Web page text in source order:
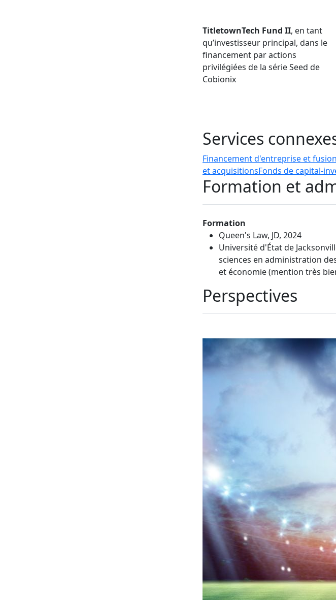
TitletownTech Fund II, en tant
qu’investisseur principal, dans le
financement par actions
privilégiées de la série Seed de
Cobionix
Services
Financement d'entreprise et
et acquisitionsFonds de capital-
Formation et
Formation
Queen's Law, JD, 2024
Université d'État de
sciences en administration
et économie (mention très
Perspectives